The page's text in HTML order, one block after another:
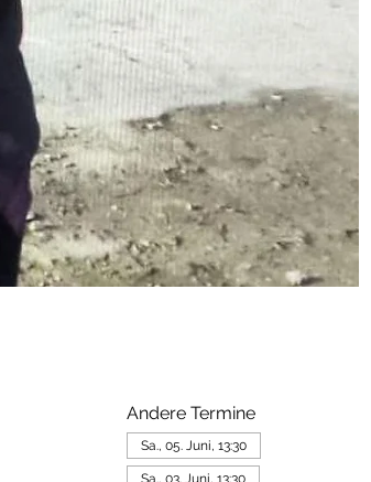
Andere Termine
Sa., 05. Juni, 13:30
Sa., 03. Juni, 13:30